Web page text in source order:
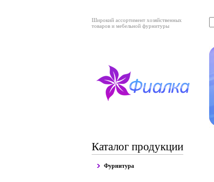
Широкий ассортимент хозяйственных
товаров и мебельной фурнитуры
Каталог продукции
Фурнитура